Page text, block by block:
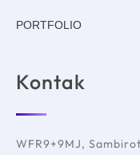
PORTFOLIO
Kontak
WFR9+9MJ,